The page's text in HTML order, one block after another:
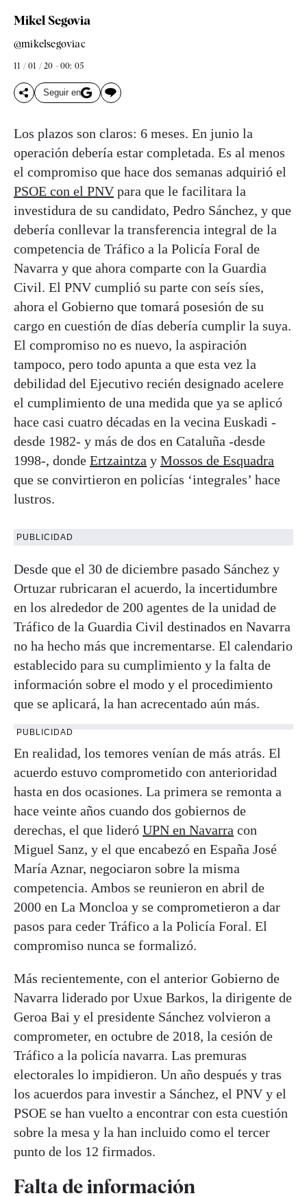
Mikel Segovia
@mikelsegoviac
11 / 01 / 20 - 00: 05
Seguir en
Los plazos son claros: 6 meses. En junio la
operación debería estar completada. Es al menos
el compromiso que hace dos semanas adquirió el
PSOE con el PNVpara que le facilitara la
investidura de su candidato, Pedro Sánchez, y que
debería conllevar la transferencia integral de la
competencia de Tráfico a la Policía Foral de
Navarra y que ahora comparte con la Guardia
Civil. El PNV cumplió su parte con seís síes,
ahora el Gobierno que tomará posesión de su
cargo en cuestión de días debería cumplir la suya.
El compromiso no es nuevo, la aspiración
tampoco, pero todo apunta a que esta vez la
debilidad del Ejecutivo recién designado acelere
el cumplimiento de una medida que ya se aplicó
hace casi cuatro décadas en la vecina Euskadi -
desde 1982- y más de dos en Cataluña -desde
1998-, donde Ertzaintza y Mossos de Esquadra
que se convirtieron en policías ‘integrales’ hace
lustros.
PUBLICIDAD
Desde que el 30 de diciembre pasado Sánchez y
Ortuzar rubricaran el acuerdo, la incertidumbre
en los alrededor de 200 agentes de la unidad de
Tráfico de la Guardia Civil destinados en Navarra
no ha hecho más que incrementarse. El calendario
establecido para su cumplimiento y la falta de
información sobre el modo y el procedimiento
que se aplicará, la han acrecentado aún más.
PUBLICIDAD
En realidad, los temores venían de más atrás. El
acuerdo estuvo comprometido con anterioridad
hasta en dos ocasiones. La primera se remonta a
hace veinte años cuando dos gobiernos de
derechas, el que lideró UPN en Navarra con
Miguel Sanz, y el que encabezó en España José
María Aznar, negociaron sobre la misma
competencia. Ambos se reunieron en abril de
2000 en La Moncloa y se comprometieron a dar
pasos para ceder Tráfico a la Policía Foral. El
compromiso nunca se formalizó.
Más recientemente, con el anterior Gobierno de
Navarra liderado por Uxue Barkos, la dirigente de
Geroa Bai y el presidente Sánchez volvieron a
comprometer, en octubre de 2018, la cesión de
Tráfico a la policía navarra. Las premuras
electorales lo impidieron. Un año después y tras
los acuerdos para investir a Sánchez, el PNV y el
PSOE se han vuelto a encontrar con esta cuestión
sobre la mesa y la han incluido como el tercer
punto de los 12 firmados.
Falta de información